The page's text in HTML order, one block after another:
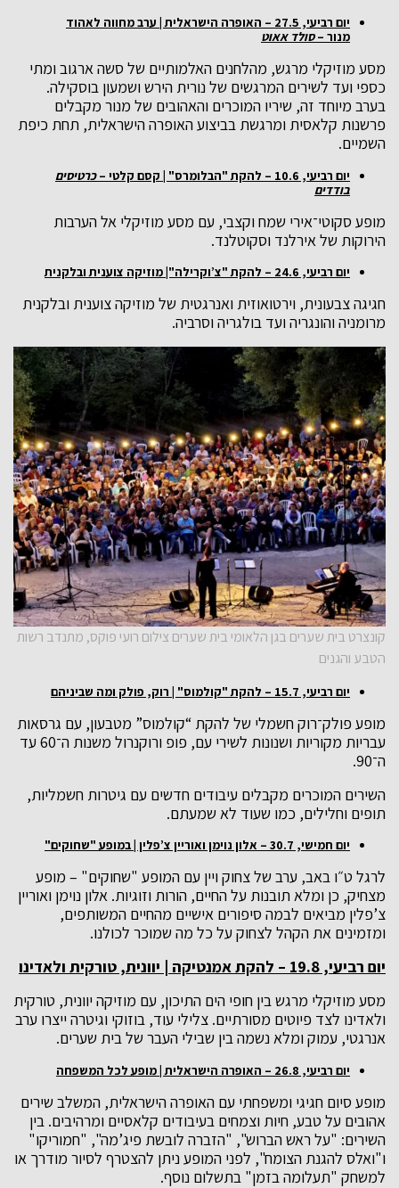
יום רביעי, 27.5 – האופרה הישראלית | ערב מחווה לאהוד
מנור –סולד אאוט
מסע מוזיקלי מרגש, מהלחנים האלמותיים של סשה ארגוב ומתי
כספי ועד לשירים המרגשים של נורית הירש ושמעון בוסקילה.
בערב מיוחד זה, שיריו המוכרים והאהובים של מנור מקבלים
פרשנות קלאסית ומרגשת בביצוע האופרה הישראלית, תחת כיפת
השמיים.
יום רביעי, 10.6 – להקת "הבלומרס" | קסם קלטי –כרטיסים
בודדים
מופע סקוטי־אירי שמח וקצבי, עם מסע מוזיקלי אל הערבות
הירוקות של אירלנד וסקוטלנד.
יום רביעי, 24.6 – להקת "צ’וקרילה"| מוזיקה צוענית ובלקנית
חגיגה צבעונית, וירטואוזית ואנרגטית של מוזיקה צוענית ובלקנית
מרומניה והונגריה ועד בולגריה וסרביה.
קונצרט בית שערים בגן הלאומי בית שערים צילום רועי פוקס, מתנדב רשות
הטבע והגנים
יום רביעי, 15.7 – להקת "קולמוס" | רוק, פולק ומה שביניהם
מופע פולק־רוק חשמלי של להקת “קולמוס” מטבעון, עם גרסאות
עבריות מקוריות ושנונות לשירי עם, פופ ורוקנרול משנות ה־60 עד
ה־90.
השירים המוכרים מקבלים עיבודים חדשים עם גיטרות חשמליות,
תופים וחלילים, כמו שעוד לא שמעתם.
יום חמישי, 30.7 – אלון נוימן ואוריין צ’פלין | במופע "שחוקים"
לרגל ט״ו באב, ערב של צחוק ויין עם המופע "שחוקים" – מופע
מצחיק, כן ומלא תובנות על החיים, הורות וזוגיות. אלון נוימן ואוריין
צ’פלין מביאים לבמה סיפורים אישיים מהחיים המשותפים,
ומזמינים את הקהל לצחוק על כל מה שמוכר לכולנו.
יום רביעי, 19.8 – להקת אמנטיקה | יוונית, טורקית ולאדינו
מסע מוזיקלי מרגש בין חופי הים התיכון, עם מוזיקה יוונית, טורקית
ולאדינו לצד פיוטים מסורתיים. צלילי עוד, בוזוקי וגיטרה ייצרו ערב
אנרגטי, עמוק ומלא נשמה בין שבילי העבר של בית שערים.
יום רביעי, 26.8 – האופרה הישראלית | מופע לכל המשפחה
מופע סיום חגיגי ומשפחתי עם האופרה הישראלית, המשלב שירים
אהובים על טבע, חיות וצמחים בעיבודים קלאסיים ומרהיבים. בין
השירים: "על ראש הברוש", "הזברה לובשת פיג’מה", "חמוריקו"
ו"ואלס להגנת הצומח", לפני המופע ניתן להצטרף לסיור מודרך או
למשחק "תעלומה בזמן" בתשלום נוסף.